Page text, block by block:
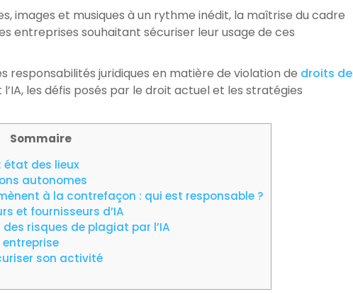
images et musiques à un rythme inédit, la maîtrise du cadre
entreprises souhaitant sécuriser leur usage de ces
responsabilités juridiques en matière de violation de droits de
les défis posés par le droit actuel et les stratégies
Sommaire
état des lieux
autonomes
à la contrefaçon : qui est responsable ?
et fournisseurs d’IA
risques de plagiat par l’IA
son activité